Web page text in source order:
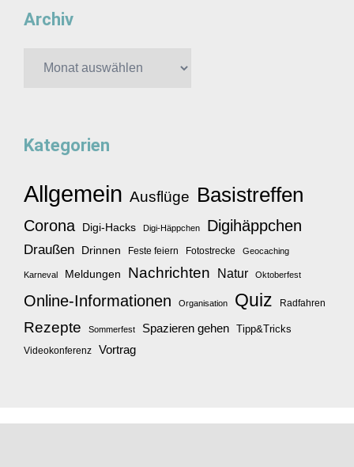
Archiv
Kategorien
Allgemein Ausflüge Basistreffen
Corona Digi-Hacks Digi-Häppchen Digihäppchen
Draußen Drinnen Feste feiern Fotostrecke Geocaching
Karneval Meldungen Nachrichten Natur Oktoberfest
Online-Informationen Organisation Quiz Radfahren
Rezepte Sommerfest Spazieren gehen Tipp&Tricks
Videokonferenz Vortrag